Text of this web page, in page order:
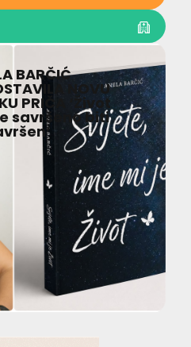
BARČIĆ
NOVU
PRIČA ‘Život
savršeno biti